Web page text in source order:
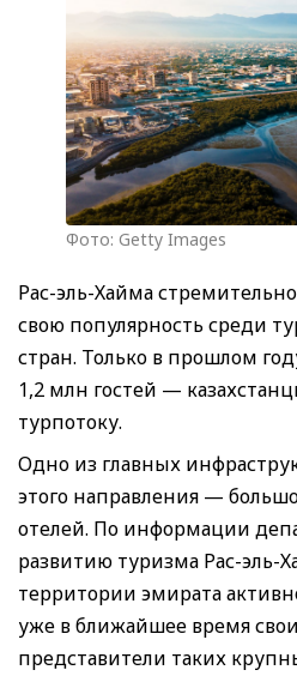
Фото: Getty Images
Рас-эль-Хайма
свою популярность среди
стран. Только в прошлом
1,2 млн гостей —
турпотоку.
Одно из главных
этого направления —
отелей. По информации
развитию туризма Рас-эль-
территории эмирата
уже в ближайшее время
представители таких